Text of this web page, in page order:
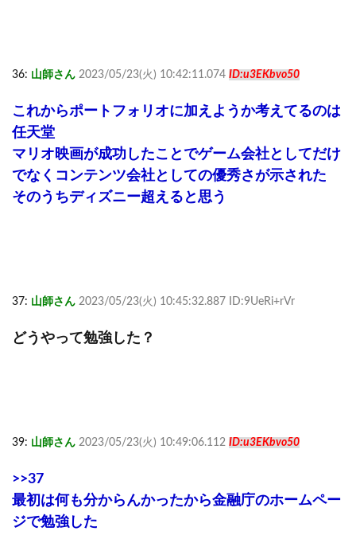
36: 山師さん 2023/05/23(火) 10:42:11.074 ID:u3EKbvo50
これからポートフォリオに加えようか考えてるのは
任天堂
マリオ映画が成功したことでゲーム会社としてだけ
でなくコンテンツ会社としての優秀さが示された
そのうちディズニー超えると思う
37: 山師さん 2023/05/23(火) 10:45:32.887 ID:9UeRi+rVr
どうやって勉強した？
39: 山師さん 2023/05/23(火) 10:49:06.112 ID:u3EKbvo50
>>37
最初は何も分からんかったから金融庁のホームペー
ジで勉強した